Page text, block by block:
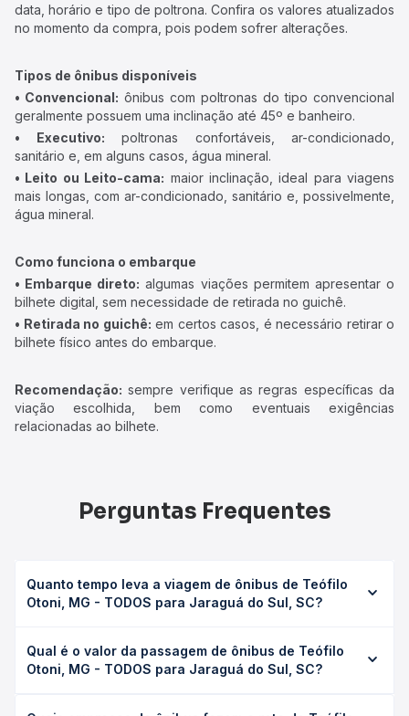
data, horário e tipo de poltrona. Confira os valores atualizados
no momento da compra, pois podem sofrer alterações.
Tipos de ônibus disponíveis
• Convencional: ônibus com poltronas do tipo convencional
geralmente possuem uma inclinação até 45º e banheiro.
• Executivo: poltronas confortáveis, ar-condicionado,
sanitário e, em alguns casos, água mineral.
• Leito ou Leito-cama: maior inclinação, ideal para viagens
mais longas, com ar-condicionado, sanitário e, possivelmente,
água mineral.
Como funciona o embarque
• Embarque direto: algumas viações permitem apresentar o
bilhete digital, sem necessidade de retirada no guichê.
• Retirada no guichê: em certos casos, é necessário retirar o
bilhete físico antes do embarque.
Recomendação: sempre verifique as regras específicas da
viação escolhida, bem como eventuais exigências
relacionadas ao bilhete.
Perguntas Frequentes
Quanto tempo leva a viagem de ônibus de Teófilo
Otoni, MG - TODOS para Jaraguá do Sul, SC?
Jaraguá do Sul, SC leva em média 0 horas, podendo
variar conforme a viação, o tipo de serviço (convencional,
Qual é o valor da passagem de ônibus de Teófilo
Otoni, MG - TODOS para Jaraguá do Sul, SC?